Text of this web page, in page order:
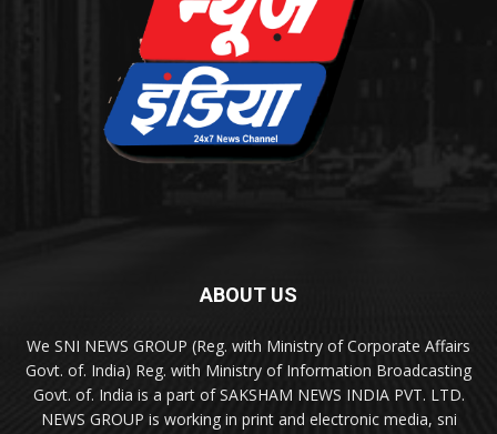
ABOUT US
We SNI NEWS GROUP (Reg. with Ministry of Corporate Affairs
Govt. of. India) Reg. with Ministry of Information Broadcasting
Govt. of. India is a part of SAKSHAM NEWS INDIA PVT. LTD.
NEWS GROUP is working in print and electronic media, sni